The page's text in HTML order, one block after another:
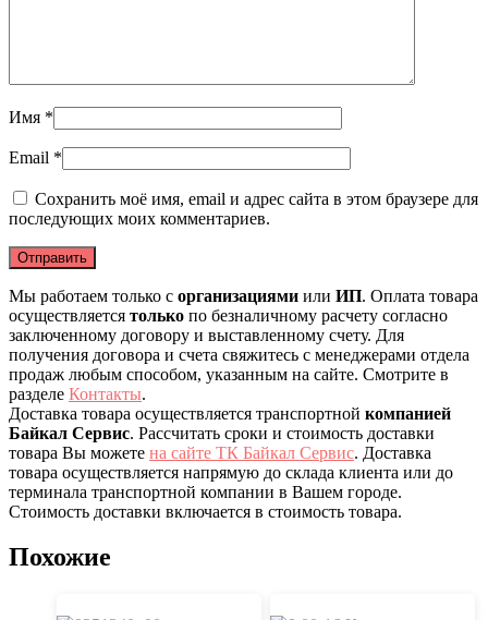
Имя *
Email *
Сохранить моё имя, email и адрес сайта в этом браузере для
последующих моих комментариев.
Мы работаем только с организациями или ИП. Оплата товара
осуществляется только по безналичному расчету согласно
заключенному договору и выставленному счету. Для
получения договора и счета свяжитесь с менеджерами отдела
продаж любым способом, указанным на сайте. Смотрите в
разделе Контакты.
Доставка товара осуществляется транспортной компанией
Байкал Сервис. Рассчитать сроки и стоимость доставки
товара Вы можете на сайте ТК Байкал Сервис. Доставка
товара осуществляется напрямую до склада клиента или до
терминала транспортной компании в Вашем городе.
Стоимость доставки включается в стоимость товара.
Похожие